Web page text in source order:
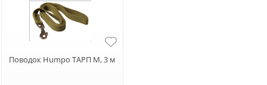
Поводок Humpo ТАРП М, 3 м